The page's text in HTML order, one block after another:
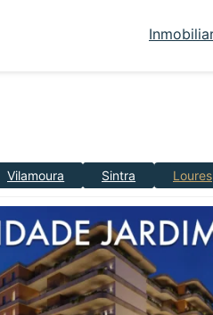
Vilamoura Sintra Loures